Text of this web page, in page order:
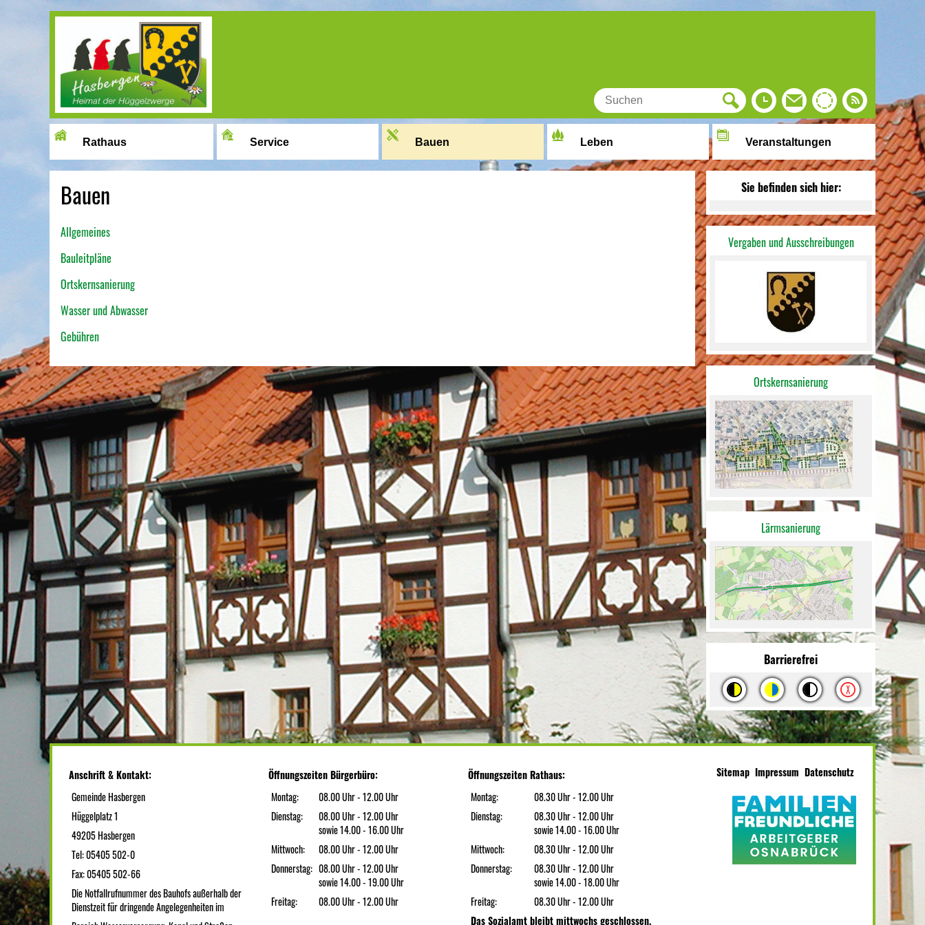
Rathaus Service Bauen Leben Veranstaltungen
Bauen
Allgemeines
Bauleitpläne
Ortskernsanierung
Wasser und Abwasser
Gebühren
Sie befinden sich hier:
Vergaben und Ausschreibungen
Ortskernsanierung
Lärmsanierung
Barrierefrei
Anschrift & Kontakt:
Gemeinde Hasbergen
Hüggelplatz 1
49205 Hasbergen
Tel: 05405 502-0
Fax: 05405 502-66
Die Notfallrufnummer des Bauhofs außerhalb der
Dienstzeit für dringende Angelegenheiten im
Öffnungszeiten Bürgerbüro:
Montag:
08.00 Uhr - 12.00 Uhr
Dienstag:
08.00 Uhr - 12.00 Uhr
sowie 14.00 - 16.00 Uhr
Mittwoch:
08.00 Uhr - 12.00 Uhr
Donnerstag: 08.00 Uhr - 12.00 Uhr
sowie 14.00 - 19.00 Uhr
Freitag:
08.00 Uhr - 12.00 Uhr
Öffnungszeiten Rathaus:
Montag:
08.30 Uhr - 12.00 Uhr
Dienstag:
08.30 Uhr - 12.00 Uhr
sowie 14.00 - 16.00 Uhr
Mittwoch:
08.30 Uhr - 12.00 Uhr
Donnerstag:
08.30 Uhr - 12.00 Uhr
sowie 14.00 - 18.00 Uhr
Freitag:
08.30 Uhr - 12.00 Uhr
Das Sozialamt bleibt mittwochs geschlossen.
Sitemap Impressum Datenschutz